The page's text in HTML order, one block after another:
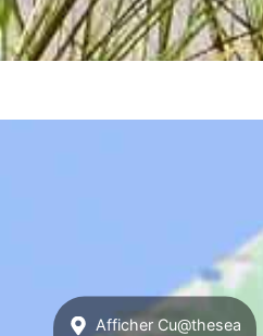
Afficher Cu@thesea